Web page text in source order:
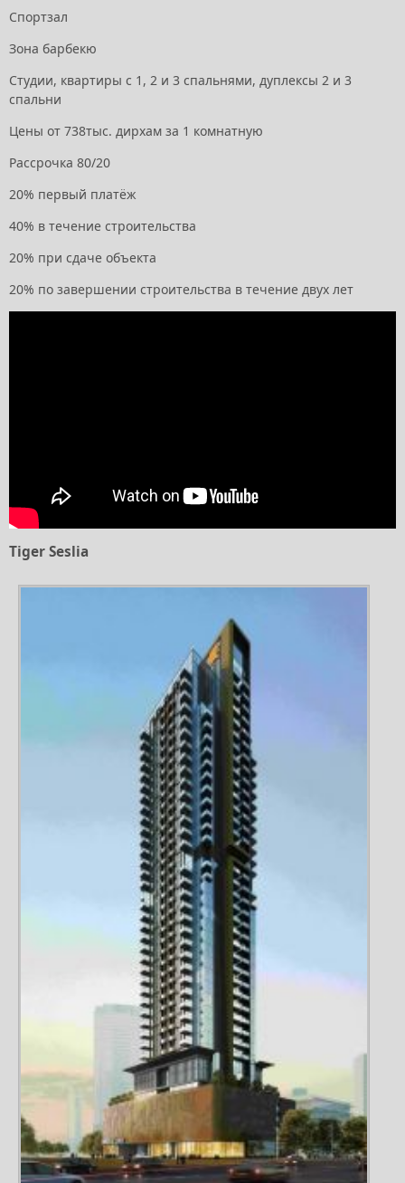
Спортзал
Зона барбекю
Студии, квартиры с 1, 2 и 3 спальнями, дуплексы 2 и 3
спальни
Цены от 738тыс. дирхам за 1 комнатную
Рассрочка 80/20
20% первый платёж
40% в течение строительства
20% при сдаче объекта
20% по завершении строительства в течение двух лет
Tiger Seslia